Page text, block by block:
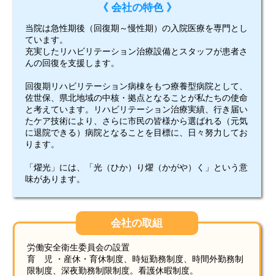
《 会社の特色 》
当院は急性期後（回復期～慢性期）の入院医療を専門とし
ています。
充実したリハビリテーション治療設備とスタッフが患者さ
んの回復を支援します。
回復期リハビリテーション病棟をもつ療養型病院として、
佐世保、県北地域の中核・拠点となることが私たちの使命
と考えています。リハビリテーション治療実績、行き届い
たケア技術により、さらに市民の皆様から選ばれる（元気
に退院できる）病院となることを目標に、日々努力してお
ります。
「燿光」には、「光（ひか）り燿（かがや）く」という意
味があります。
会社の取組
労働安全衛生委員会の設置
育 児 ・産休・育休制度、時短勤務制度、時間外勤務制
限制度、深夜勤務制限制度。看護休暇制度。